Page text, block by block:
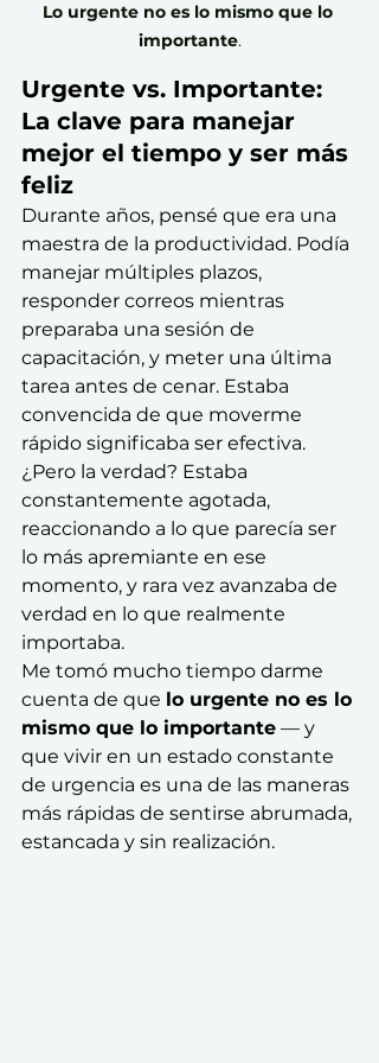
Lo urgente no es lo mismo que lo
importante.
Urgente vs. Importante:
La clave para manejar
mejor el tiempo y ser más
feliz
Durante años, pensé que era una
maestra de la productividad. Podía
manejar múltiples plazos,
responder correos mientras
preparaba una sesión de
capacitación, y meter una última
tarea antes de cenar. Estaba
convencida de que moverme
rápido significaba ser efectiva.
¿Pero la verdad? Estaba
constantemente agotada,
reaccionando a lo que parecía ser
lo más apremiante en ese
momento, y rara vez avanzaba de
verdad en lo que realmente
importaba.
Me tomó mucho tiempo darme
cuenta de que lo urgente no es lo
mismo que lo importante — y
que vivir en un estado constante
de urgencia es una de las maneras
más rápidas de sentirse abrumada,
estancada y sin realización.